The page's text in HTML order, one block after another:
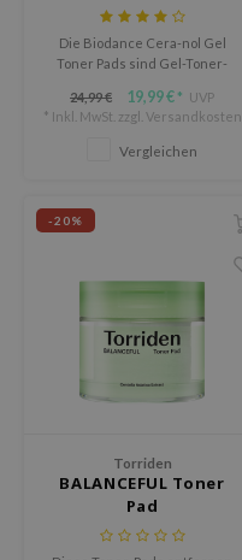
Die Biodance Cera-nol Gel
Toner Pads sind Gel-Toner-
empfindliche Haut sofort
beruhigen und intensiv mit
Feuchtigkeit versorgen.
24,99 € 19,99 € * UVP
* Inkl. MwSt. zzgl. Versandkosten
Vergleichen
-20%
Torriden
BALANCEFUL Toner
Pad